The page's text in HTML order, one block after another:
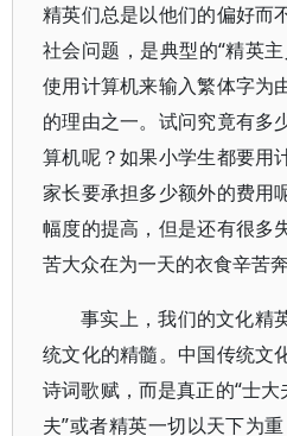
精英们总是以他们的偏好而
社会问题，是典型的“精英
使用计算机来输入繁体字为
的理由之一。试问究竟有多
算机呢？如果小学生都要用
家长要承担多少额外的费用
幅度的提高，但是还有很多
苦大众在为一天的衣食辛苦
事实上，我们的文化精
统文化的精髓。中国传统文
诗词歌赋，而是真正的“士大
夫”或者精英一切以天下为